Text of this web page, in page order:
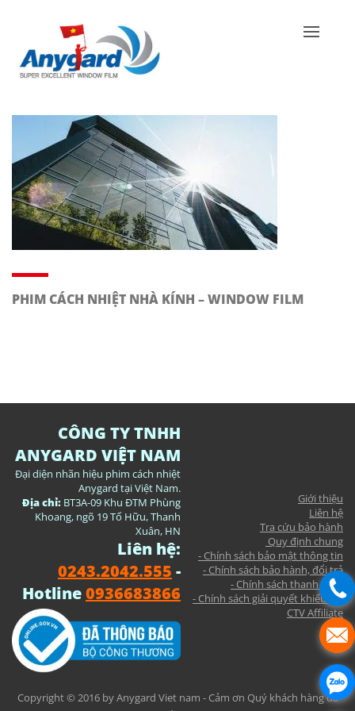
PHIM CÁCH NHIỆT NHÀ KÍNH – WINDOW FILM
CÔNG TY TNHH
ANYGARD VIỆT NAM
Đại diện nhãn hiệu phim cách nhiệt
Anygard tại Việt Nam.
Địa chỉ: BT3A-09 Khu ĐTM Phùng
Khoang, ngõ 19 Tố Hữu, Thanh
Xuân, HN
Liên hệ:
0243.2042.555 -
Hotline0936683866
Giới thiệu
Liên hệ
Tra cứu bảo hành
Quy định chung
- Chính sách bảo mật thông tin
- Chính sách bảo hành, đổi trả
- Chính sách thanh toán
- Chính sách giải quyết khiếu nại
CTV Affiliate
Copyright © 2016 by Anygard Viet nam - Cảm ơn Quý khách hàng đã